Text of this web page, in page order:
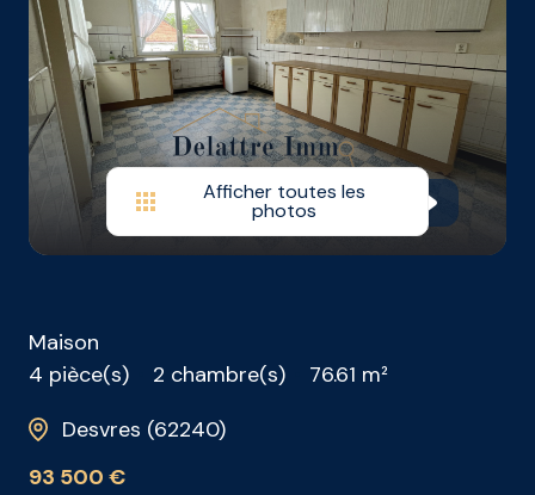
vendus
contact
Afficher toutes les
photos
Maison
4 pièce(s)
2 chambre(s)
76.61 m²
Desvres (62240)
93 500 €